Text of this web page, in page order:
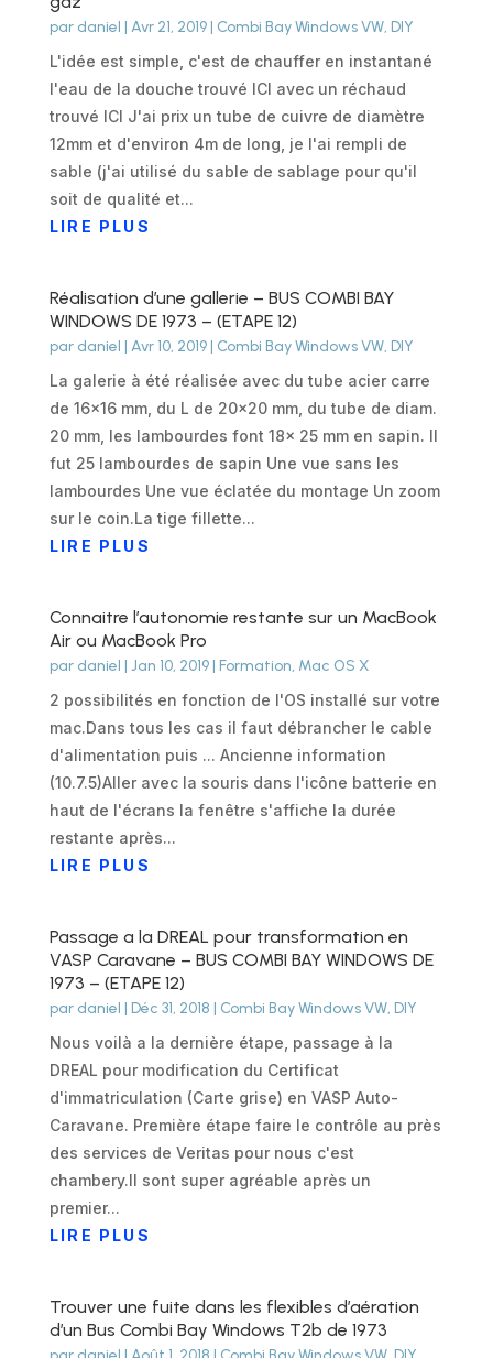
par daniel | Avr 21, 2019| Combi Bay Windows VW, DIY
L'idée est simple, c'est de chauffer en instantané
l'eau de la douche trouvé ICI avec un réchaud
trouvé ICI J'ai prix un tube de cuivre de diamètre
12mm et d'environ 4m de long, je l'ai rempli de
sable (j'ai utilisé du sable de sablage pour qu'il
soit de qualité et...
LIRE PLUS
Réalisation d’une gallerie – BUS COMBI BAY
WINDOWS DE 1973 – (ETAPE 12)
par daniel | Avr 10, 2019| Combi Bay Windows VW, DIY
La galerie à été réalisée avec du tube acier carre
de 16x16 mm, du L de 20x20 mm, du tube de diam.
20 mm, les lambourdes font 18x 25 mm en sapin. Il
fut 25 lambourdes de sapin Une vue sans les
lambourdes Une vue éclatée du montage Un zoom
sur le coin.La tige fillette...
LIRE PLUS
Connaitre l’autonomie restante sur un MacBook
Air ou MacBook Pro
par daniel | Jan 10, 2019| Formation, Mac OS X
2 possibilités en fonction de l'OS installé sur votre
mac.Dans tous les cas il faut débrancher le cable
d'alimentation puis ... Ancienne information
(10.7.5)Aller avec la souris dans l'icône batterie en
haut de l'écrans la fenêtre s'affiche la durée
restante après...
LIRE PLUS
Passage a la DREAL pour transformation en
VASP Caravane – BUS COMBI BAY WINDOWS DE
1973 – (ETAPE 12)
par daniel | Déc 31, 2018 | Combi Bay Windows VW, DIY
Nous voilà a la dernière étape, passage à la
DREAL pour modification du Certificat
d'immatriculation (Carte grise) en VASP Auto-
Caravane. Première étape faire le contrôle au près
des services de Veritas pour nous c'est
chambery.Il sont super agréable après un
premier...
LIRE PLUS
Trouver une fuite dans les flexibles d’aération
d’un Bus Combi Bay Windows T2b de 1973